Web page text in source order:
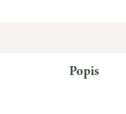
Popis